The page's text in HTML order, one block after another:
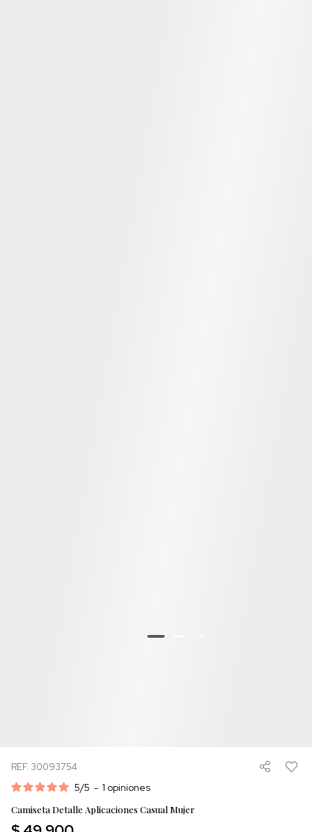
REF. 30093754
5/5 - 1 opiniones
Camiseta Detalle Aplicaciones Casual Mujer